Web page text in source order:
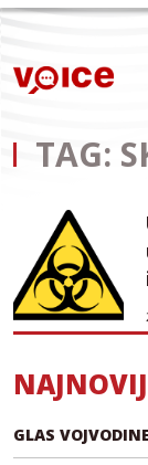
Skip to main
TAG:
GLAS